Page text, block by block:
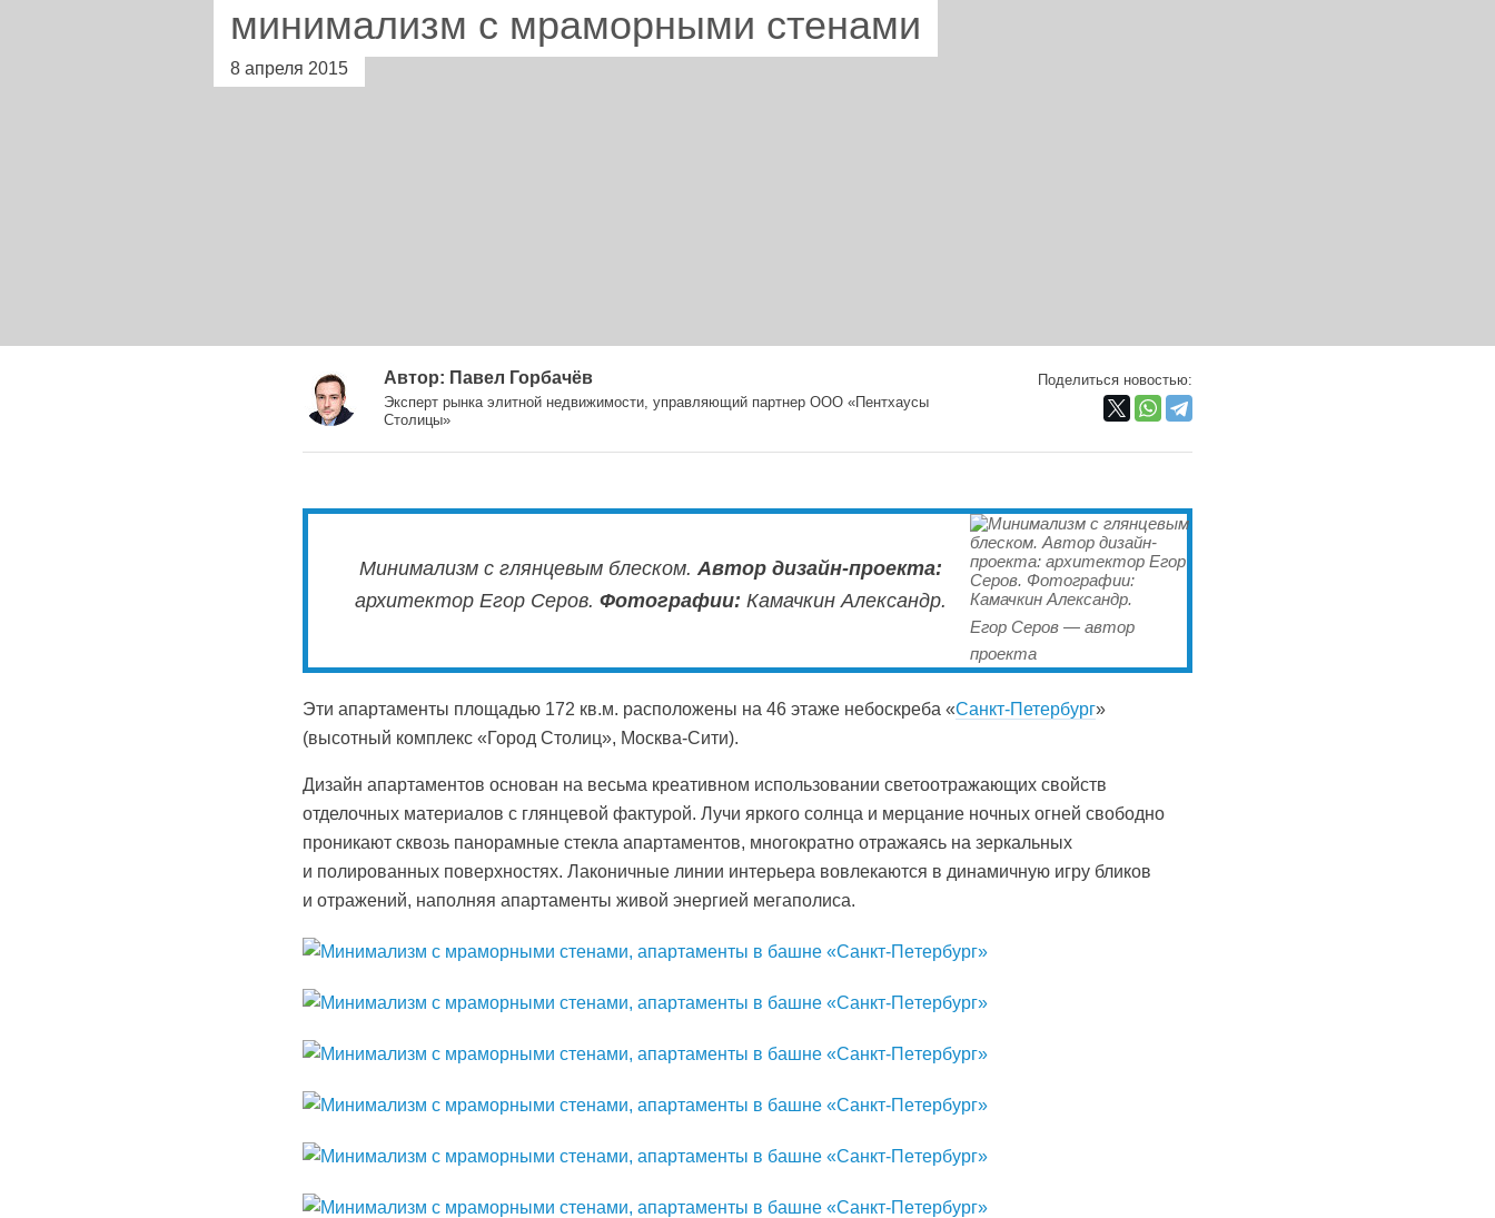
минимализм с мраморными стенами
8 апреля 2015
Автор: Павел Горбачёв
Эксперт рынка элитной недвижимости, управляющий партнер ООО «Пентхаусы
Столицы»
Поделиться новостью:
Егор Серов — автор
проекта
Минимализм с глянцевым блеском. Автор дизайн-проекта:
архитектор Егор Серов. Фотографии: Камачкин Александр.
Эти апартаменты площадью 172 кв.м. расположены на 46 этаже небоскреба «Санкт-Петербург»
(высотный комплекс «Город Столиц», Москва-Сити).
Дизайн апартаментов основан на весьма креативном использовании светоотражающих свойств
отделочных материалов с глянцевой фактурой. Лучи яркого солнца и мерцание ночных огней свободно
проникают сквозь панорамные стекла апартаментов, многократно отражаясь на зеркальных
и полированных поверхностях. Лаконичные линии интерьера вовлекаются в динамичную игру бликов
и отражений, наполняя апартаменты живой энергией мегаполиса.